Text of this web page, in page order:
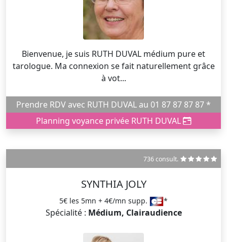
Bienvenue, je suis RUTH DUVAL médium pure et
tarologue. Ma connexion se fait naturellement grâce
à vot...
Prendre RDV avec RUTH DUVAL au 01 87 87 87 87 *
Planning voyance privée RUTH DUVAL
736 consult.
SYNTHIA JOLY
5€ les 5mn + 4€/mn supp. *
Spécialité : Médium, Clairaudience